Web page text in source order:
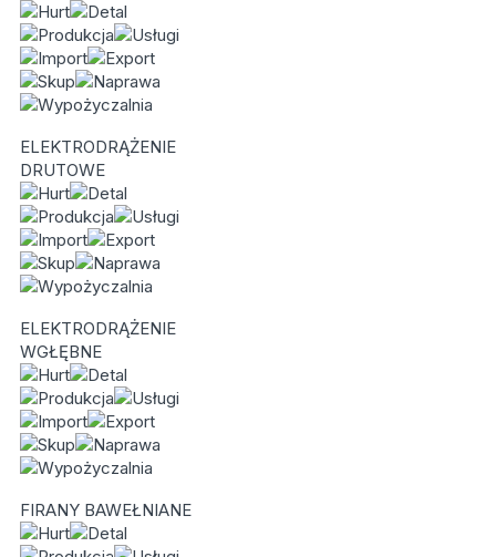
ELEKTRODRĄŻENIE
DRUTOWE
ELEKTRODRĄŻENIE
WGŁĘBNE
FIRANY BAWEŁNIANE